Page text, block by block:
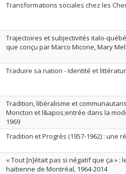
Transformations sociales chez les
Trajectoires et subjectivités italo-
que conçu par Marco Micone, Mary
Traduire sa nation - Identité et
Tradition, libéralisme et
Moncton et l&apos;entrée dans la
1969
Tradition et Progrès (1957-1962) : une
« Tout [n]était pas si négatif que ça »
haïtienne de Montréal, 1964-2014